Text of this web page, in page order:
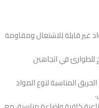
غير قابلة للاشتعال ومقاومة
للطوارئ في اتجاهين
المناسبة لنوع المواد